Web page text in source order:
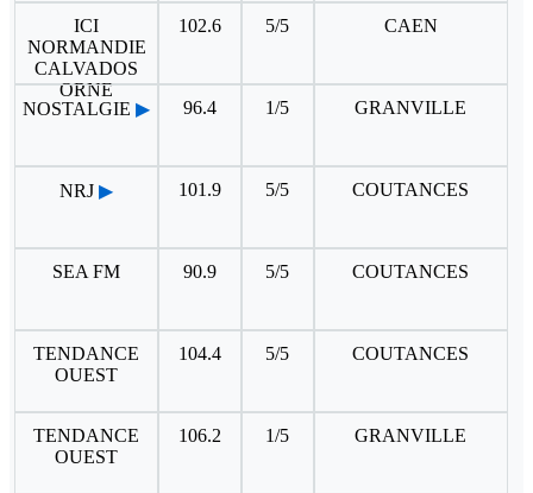
ICI
NORMANDIE
CALVADOS
ORNE
102.6 5/5 CAEN
NOSTALGIE ▶ 96.4 1/5 GRANVILLE
NRJ ▶ 101.9 5/5 COUTANCES
SEA FM 90.9 5/5 COUTANCES
TENDANCE
OUEST
104.4 5/5 COUTANCES
TENDANCE
OUEST
106.2 1/5 GRANVILLE